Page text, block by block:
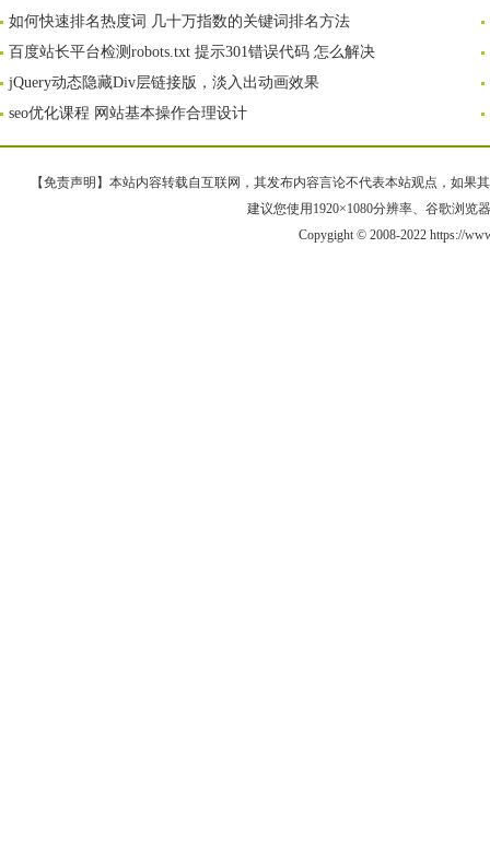
如何快速排名热度词 几十万指数的关键词排名方法
百度站长平台检测robots.txt 提示301错误代码 怎么解决
jQuery动态隐藏Div层链接版，淡入出动画效果
seo优化课程 网站基本操作合理设计
【免责声明】本站内容转载自互联网，其发布内容言论不代表本站观点，如果
建议您使用1920×1080分辨率、谷歌浏览
Copygight © 2008-2022 https://